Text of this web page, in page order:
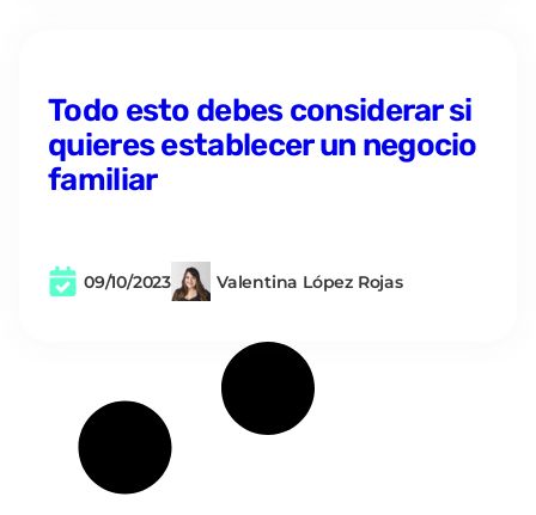
Todo esto debes considerar si
quieres establecer un negocio
familiar
09/10/2023 Valentina López Rojas